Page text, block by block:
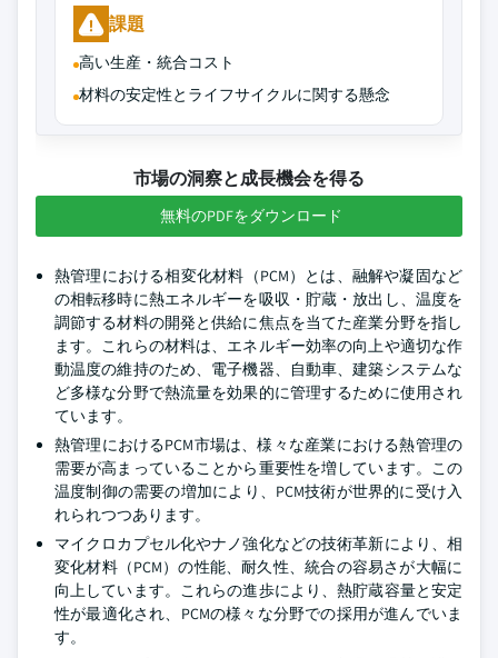
課題
高い生産・統合コスト
材料の安定性とライフサイクルに関する懸念
市場の洞察と成長機会を得る
無料のPDFをダウンロード
熱管理における相変化材料（PCM）とは、融解や凝固など
の相転移時に熱エネルギーを吸収・貯蔵・放出し、温度を
調節する材料の開発と供給に焦点を当てた産業分野を指し
ます。これらの材料は、エネルギー効率の向上や適切な作
動温度の維持のため、電子機器、自動車、建築システムな
ど多様な分野で熱流量を効果的に管理するために使用され
ています。
熱管理におけるPCM市場は、様々な産業における熱管理の
需要が高まっていることから重要性を増しています。この
温度制御の需要の増加により、PCM技術が世界的に受け入
れられつつあります。
マイクロカプセル化やナノ強化などの技術革新により、相
変化材料（PCM）の性能、耐久性、統合の容易さが大幅に
向上しています。これらの進歩により、熱貯蔵容量と安定
性が最適化され、PCMの様々な分野での採用が進んでいま
す。